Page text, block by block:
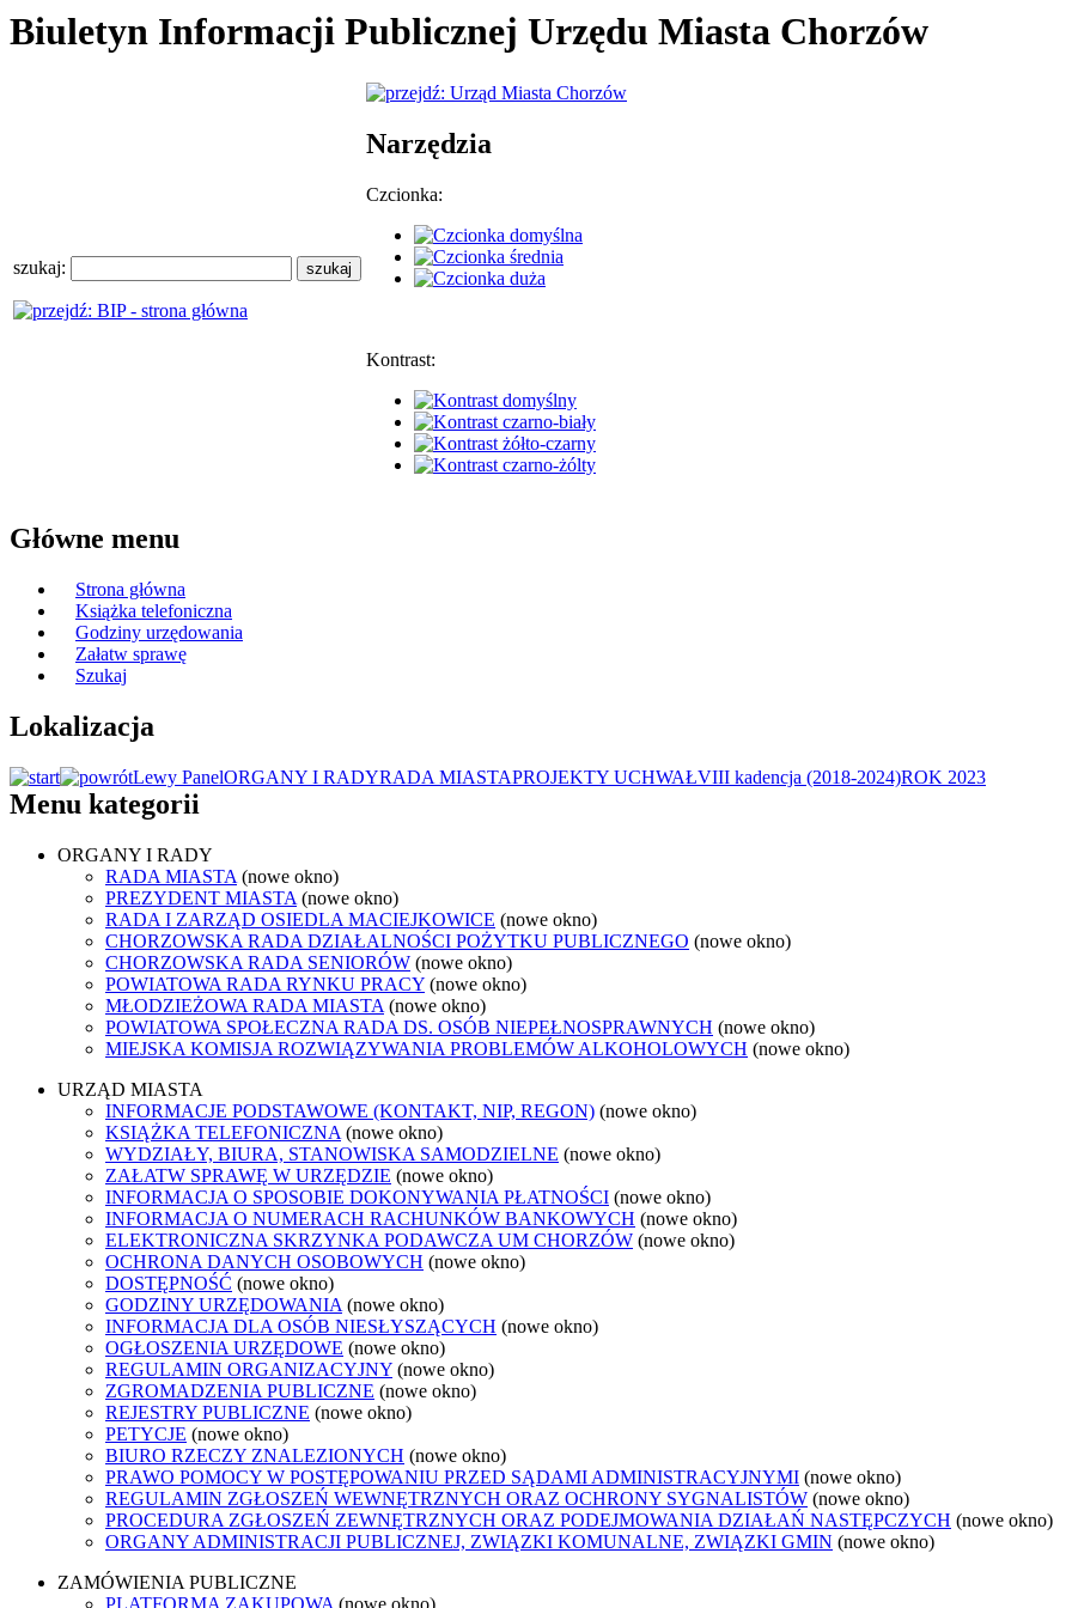
Biuletyn Informacji Publicznej Urzędu Miasta Chorzów
szukaj:
Narzędzia
Czcionka:
Kontrast:
Główne menu
Strona główna
Książka telefoniczna
Godziny urzędowania
Załatw sprawę
Szukaj
Lokalizacja
Lewy PanelORGANY I RADYRADA MIASTAPROJEKTY UCHWAŁVIII kadencja (2018-2024)ROK 2023
Menu kategorii
ORGANY I RADY
RADA MIASTA (nowe okno)
PREZYDENT MIASTA (nowe okno)
RADA I ZARZĄD OSIEDLA MACIEJKOWICE (nowe okno)
CHORZOWSKA RADA DZIAŁALNOŚCI POŻYTKU PUBLICZNEGO (nowe okno)
CHORZOWSKA RADA SENIORÓW (nowe okno)
POWIATOWA RADA RYNKU PRACY (nowe okno)
MŁODZIEŻOWA RADA MIASTA (nowe okno)
POWIATOWA SPOŁECZNA RADA DS. OSÓB NIEPEŁNOSPRAWNYCH (nowe okno)
MIEJSKA KOMISJA ROZWIĄZYWANIA PROBLEMÓW ALKOHOLOWYCH (nowe okno)
URZĄD MIASTA
INFORMACJE PODSTAWOWE (KONTAKT, NIP, REGON) (nowe okno)
KSIĄŻKA TELEFONICZNA (nowe okno)
WYDZIAŁY, BIURA, STANOWISKA SAMODZIELNE (nowe okno)
ZAŁATW SPRAWĘ W URZĘDZIE (nowe okno)
INFORMACJA O SPOSOBIE DOKONYWANIA PŁATNOŚCI (nowe okno)
INFORMACJA O NUMERACH RACHUNKÓW BANKOWYCH (nowe okno)
ELEKTRONICZNA SKRZYNKA PODAWCZA UM CHORZÓW (nowe okno)
OCHRONA DANYCH OSOBOWYCH (nowe okno)
DOSTĘPNOŚĆ (nowe okno)
GODZINY URZĘDOWANIA (nowe okno)
INFORMACJA DLA OSÓB NIESŁYSZĄCYCH (nowe okno)
OGŁOSZENIA URZĘDOWE (nowe okno)
REGULAMIN ORGANIZACYJNY (nowe okno)
ZGROMADZENIA PUBLICZNE (nowe okno)
REJESTRY PUBLICZNE (nowe okno)
PETYCJE (nowe okno)
BIURO RZECZY ZNALEZIONYCH (nowe okno)
PRAWO POMOCY W POSTĘPOWANIU PRZED SĄDAMI ADMINISTRACYJNYMI (nowe okno)
REGULAMIN ZGŁOSZEŃ WEWNĘTRZNYCH ORAZ OCHRONY SYGNALISTÓW (nowe okno)
PROCEDURA ZGŁOSZEŃ ZEWNĘTRZNYCH ORAZ PODEJMOWANIA DZIAŁAŃ NASTĘPCZYCH (nowe okno)
ORGANY ADMINISTRACJI PUBLICZNEJ, ZWIĄZKI KOMUNALNE, ZWIĄZKI GMIN (nowe okno)
ZAMÓWIENIA PUBLICZNE
PLATFORMA ZAKUPOWA (nowe okno)